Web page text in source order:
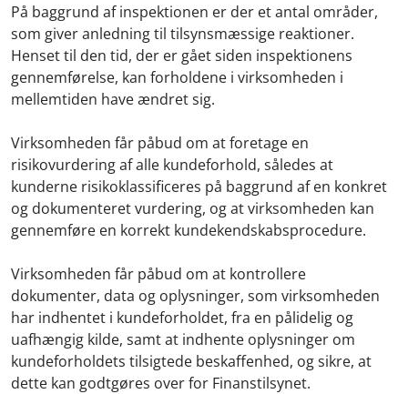
På baggrund af inspektionen er der et antal områder,
som giver anledning til tilsynsmæssige reaktioner.
Henset til den tid, der er gået siden inspektionens
gennemførelse, kan forholdene i virksomheden i
mellemtiden have ændret sig.
Virksomheden får påbud om at foretage en
risikovurdering af alle kundeforhold, således at
kunderne risikoklassificeres på baggrund af en konkret
og dokumenteret vurdering, og at virksomheden kan
gennemføre en korrekt kundekendskabsprocedure.
Virksomheden får påbud om at kontrollere
dokumenter, data og oplysninger, som virksomheden
har indhentet i kundeforholdet, fra en pålidelig og
uafhængig kilde, samt at indhente oplysninger om
kundeforholdets tilsigtede beskaffenhed, og sikre, at
dette kan godtgøres over for Finanstilsynet.